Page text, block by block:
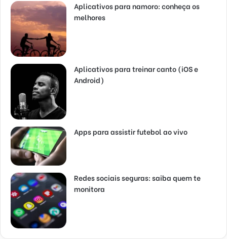
Aplicativos para namoro: conheça os
melhores
Aplicativos para treinar canto (iOS e
Android)
Apps para assistir futebol ao vivo
Redes sociais seguras: saiba quem te
monitora